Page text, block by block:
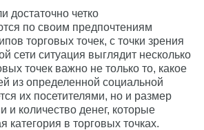
достаточно четко
по своим предпочтениям
торговых точек, с точки зрения
сети ситуация выглядит несколько
точек важно не только то, какое
из определенной социальной
их посетителями, но и размер
и количество денег, которые
категория в торговых точках.